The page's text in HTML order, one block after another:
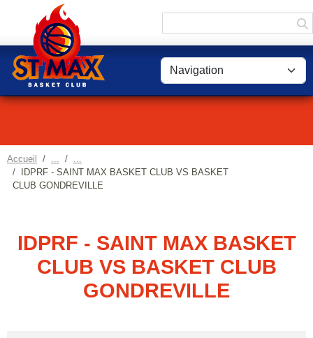
Accueil
IDPRF - SAINT MAX BASKET CLUB VS BASKET
CLUB GONDREVILLE
IDPRF - SAINT MAX BASKET
CLUB VS BASKET CLUB
GONDREVILLE
Panneau de gestion des cookies